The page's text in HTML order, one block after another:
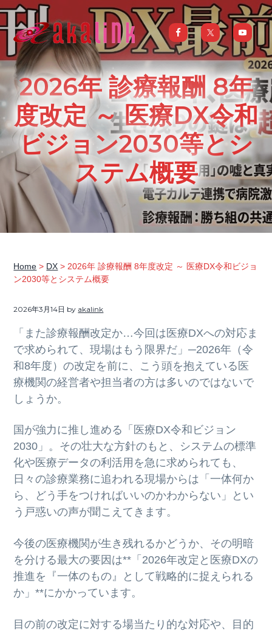
S
k
p
o
p
i
m
y
S
k
p
o
m
a
i
n
n
S
k
p
o
p
i
m
y
S
k
p
o
f
o
o
t
はじめてのAI、DXならアカリンク
の
発
展
と
共
に
DX/AI
推
進
を
行
い、
化
し
け
る
中
小
ー
ト
2026年 診療報酬 8年
度改定 ～ 医療DX令和
ビジョン2030等とシ
ステム概要
Home > DX > 2026年 診療報酬 8年度改定 ～ 医療DX令和ビジョ
ン2030等とシステム概要
2026年3月14日 by akalink
「また診療報酬改定か…今回は医療DXへの対応ま
で求められて、現場はもう限界だ」─2026年（令
和8年度）の改定を前に、こう頭を抱えている医
療機関の経営者や担当者の方は多いのではないで
しょうか。
国が強力に推し進める「医療DX令和ビジョン
2030」。その壮大な方針のもと、システムの標準
化や医療データの利活用を急に求められても、
日々の診療業務に追われる現場からは「一体何か
ら、どう手をつければいいのかわからない」とい
う戸惑いの声が聞こえてきます。
今後の医療機関が生き残れるかどうか、その明暗
を分ける最大の要因は**「2026年改定と医療DXの
推進を『一体のもの』として戦略的に捉えられる
か」**にかかっています。
目の前の改定に対する場当たり的な対応や、目的